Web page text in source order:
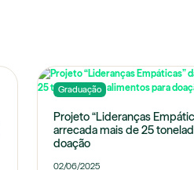
Graduação
Projeto “Lideranças
arrecada mais de 25
doação
02/06/2025